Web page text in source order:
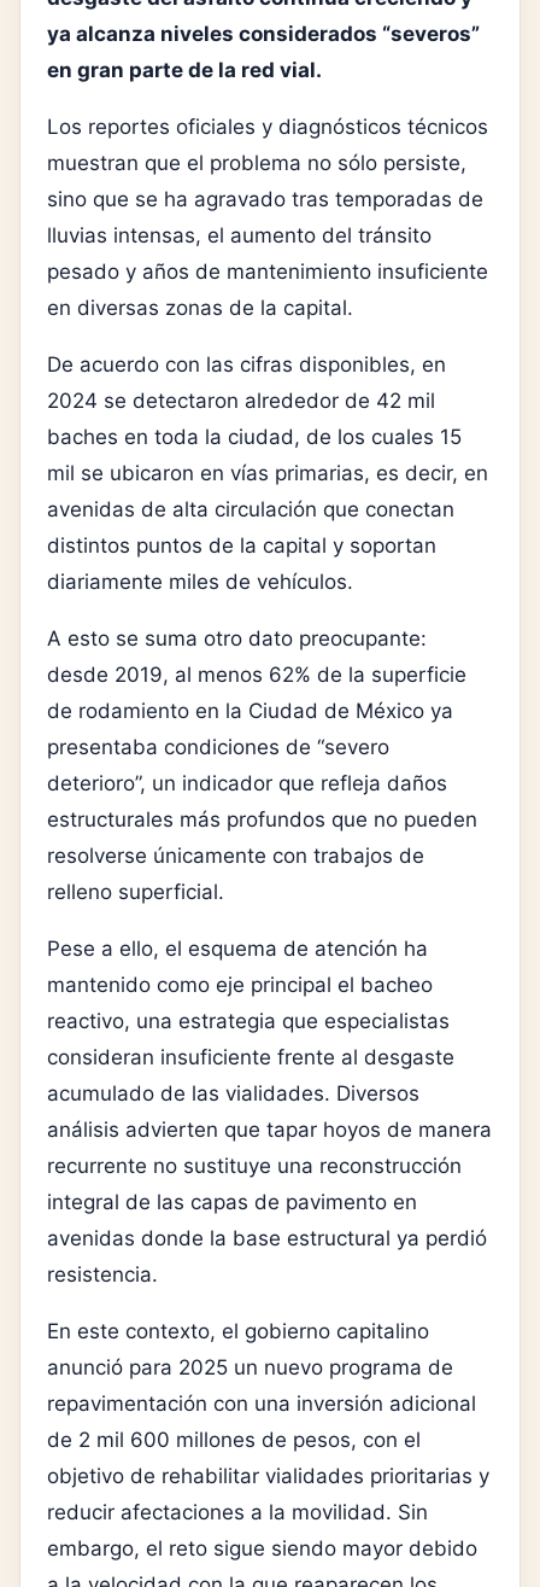
ya alcanza niveles considerados “severos”
en gran parte de la red vial.
Los reportes oficiales y diagnósticos técnicos
muestran que el problema no sólo persiste,
sino que se ha agravado tras temporadas de
lluvias intensas, el aumento del tránsito
pesado y años de mantenimiento insuficiente
en diversas zonas de la capital.
De acuerdo con las cifras disponibles, en
2024 se detectaron alrededor de 42 mil
baches en toda la ciudad, de los cuales 15
mil se ubicaron en vías primarias, es decir, en
avenidas de alta circulación que conectan
distintos puntos de la capital y soportan
diariamente miles de vehículos.
A esto se suma otro dato preocupante:
desde 2019, al menos 62% de la superficie
de rodamiento en la Ciudad de México ya
presentaba condiciones de “severo
deterioro”, un indicador que refleja daños
estructurales más profundos que no pueden
resolverse únicamente con trabajos de
relleno superficial.
Pese a ello, el esquema de atención ha
mantenido como eje principal el bacheo
reactivo, una estrategia que especialistas
consideran insuficiente frente al desgaste
acumulado de las vialidades. Diversos
análisis advierten que tapar hoyos de manera
recurrente no sustituye una reconstrucción
integral de las capas de pavimento en
avenidas donde la base estructural ya perdió
resistencia.
En este contexto, el gobierno capitalino
anunció para 2025 un nuevo programa de
repavimentación con una inversión adicional
de 2 mil 600 millones de pesos, con el
objetivo de rehabilitar vialidades prioritarias y
reducir afectaciones a la movilidad. Sin
embargo, el reto sigue siendo mayor debido